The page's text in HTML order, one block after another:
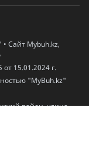
Сайт Mybuh.kz,
15.01.2024 г.
"MyBuh.kz"
район, улица